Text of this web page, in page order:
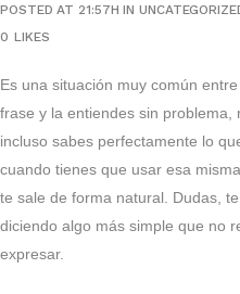
POSTED AT 21:57H IN
0 LIKES
Es una situación muy común
frase y la entiendes sin problema,
incluso sabes perfectamente lo
cuando tienes que usar esa
te sale de forma natural. Dudas,
diciendo algo más simple que no
expresar.